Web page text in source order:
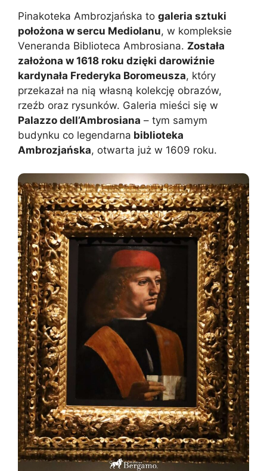
Pinakoteka Ambrozjańska to galeria sztuki
położona w sercu Mediolanu, w kompleksie
Veneranda Biblioteca Ambrosiana. Została
założona w 1618 roku dzięki darowiźnie
kardynała Frederyka Boromeusza, który
przekazał na nią własną kolekcję obrazów,
rzeźb oraz rysunków. Galeria mieści się w
Palazzo dell’Ambrosiana – tym samym
budynku co legendarna biblioteka
Ambrozjańska, otwarta już w 1609 roku.